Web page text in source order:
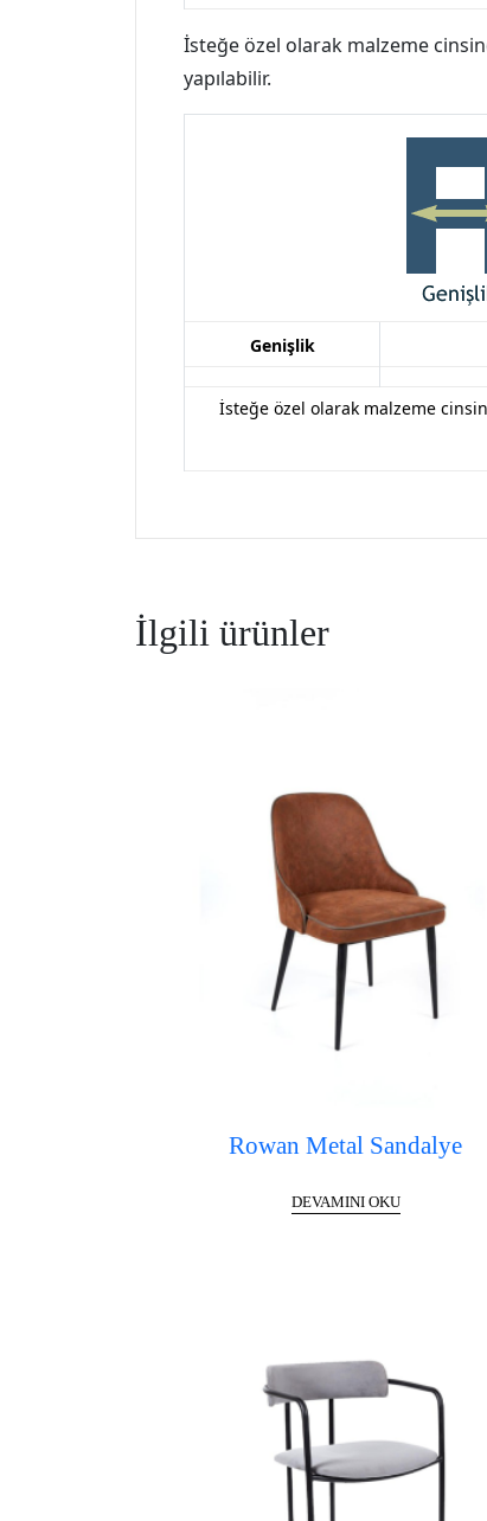
İsteğe özel olarak malzeme
yapılabilir.
Genişlik
İsteğe özel olarak malzeme
İlgili ürünler
Rowan Metal Sandalye
DEVAMINI OKU